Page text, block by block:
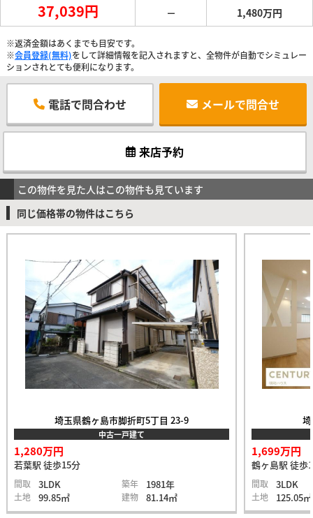
37,039円 － 1,480万円
※返済金額はあくまでも目安です。
※会員登録(無料)をして詳細情報を記入されますと、全物件が自動でシミュレー
ションされとても便利になります。
電話で問合わせ メールで問合せ
来店予約
この物件を見た人はこの物件も見ています
同じ価格帯の物件はこちら
埼玉県鶴ヶ島市脚折町5丁目 23-9
中古一戸建て
1,280万円
若葉駅 徒歩15分
間取 3LDK 築年 1981年
土地 99.85㎡ 建物 81.14㎡
1,699万円
鶴ヶ島駅 徒歩
間取 3LDK
土地 125.05㎡